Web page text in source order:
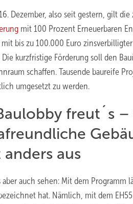
Dezember, also seit gestern, gilt
mit 100 Prozent Erneuerbaren
mit bis zu 100.000 Euro
kurzfristige Förderung soll den
schaffen. Tausende baureife
umgesetzt zu werden.
freut´s –
anders aus
aber auch sehen: Mit dem Programm
hat. Nämlich, mit dem